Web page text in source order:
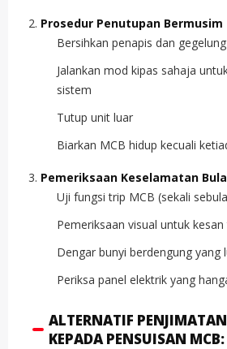
Prosedur Penutupan Bermusim
Bersihkan penapis dan gegelung
Jalankan mod kipas sahaja
sistem
Tutup unit luar
Biarkan MCB hidup kecuali
Pemeriksaan Keselamatan
Uji fungsi trip MCB (sekali
Pemeriksaan visual untuk
Dengar bunyi berdengung yang
Periksa panel elektrik yang
ALTERNATIF
KEPADA PENSUISAN MCB: